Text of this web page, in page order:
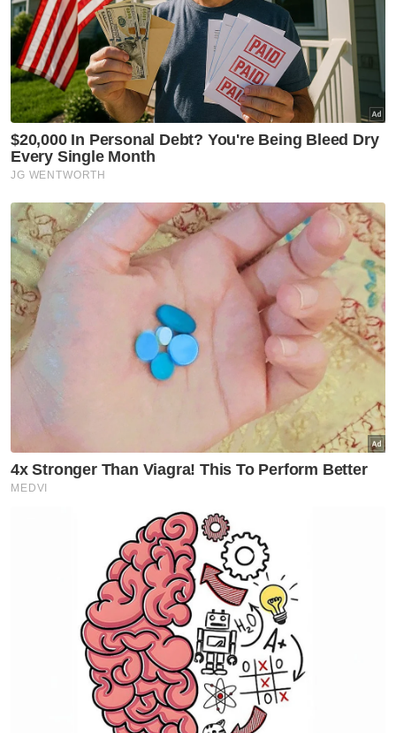
Dalam pada itu, Shaharoom turut
mendedahkan bahawa tiada pemakluman
diberikan kepada ibu Zara Qairina berhubung
hasil siasatan pihak sekolah, walaupun
mereka pernah bertemu sebanyak dua kali.
“Kami ada membuat kunjungan ke hospital
dan ke rumah ibu Zara. Sepanjang saya
berada di sekolah, daripada saya tidak ada
(pemakluman kepada ibu). Sebab pada
ketika itu siasatan masih berjalan,” jelasnya.
Berita Telus & Tulus menerusi E-Mel setiap
hari!
Zara Qairina, 13, ditemui tidak sedarkan diri di
bawah bangunan asrama di Papar pada 16
Julai lalu, sebelum disahkan meninggal dunia
keesokan harinya di Hospital Queen Elizabeth